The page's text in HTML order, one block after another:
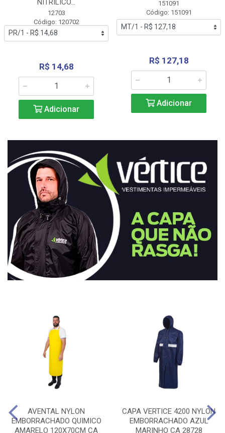
NITRÍLICO...
12703
Código: 120702
R$ 14,68
Adicionar
151091
Código: 151091
R$ 127,18
Adicionar
AVENTAL NYLON
EMBORRACHADO QUIMICO
AMARELO 120X70CM CA
CAPA VERTICE 4200 NYLON
EMBORRACHADO AZUL
MARINHO CA 28728